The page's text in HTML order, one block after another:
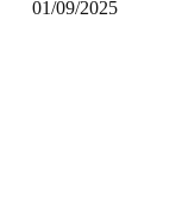
01/09/2025